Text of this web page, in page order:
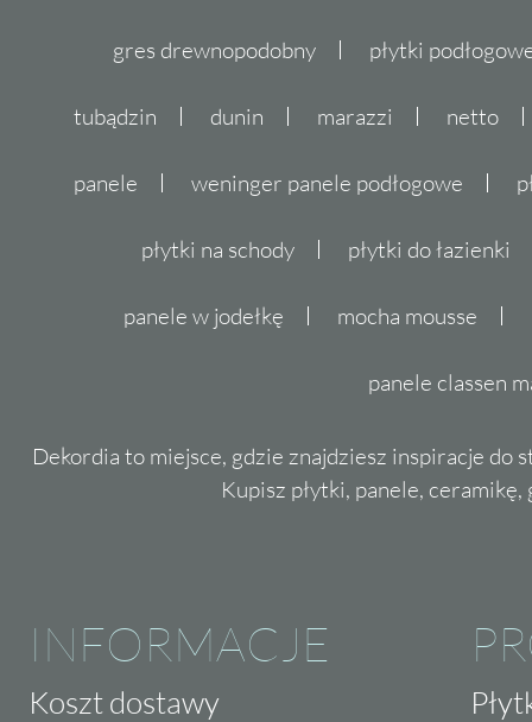
gres drewnopodobny płytki
tubądzin dunin marazzi netto
panele weninger panele podłogowe
płytki na schody płytki do łazienki
panele w jodełkę mocha mousse
panele classen
Dekordia to miejsce, gdzie znajdziesz inspiracje do
Kupisz płytki, panele,
INFORMACJE
Koszt dostawy